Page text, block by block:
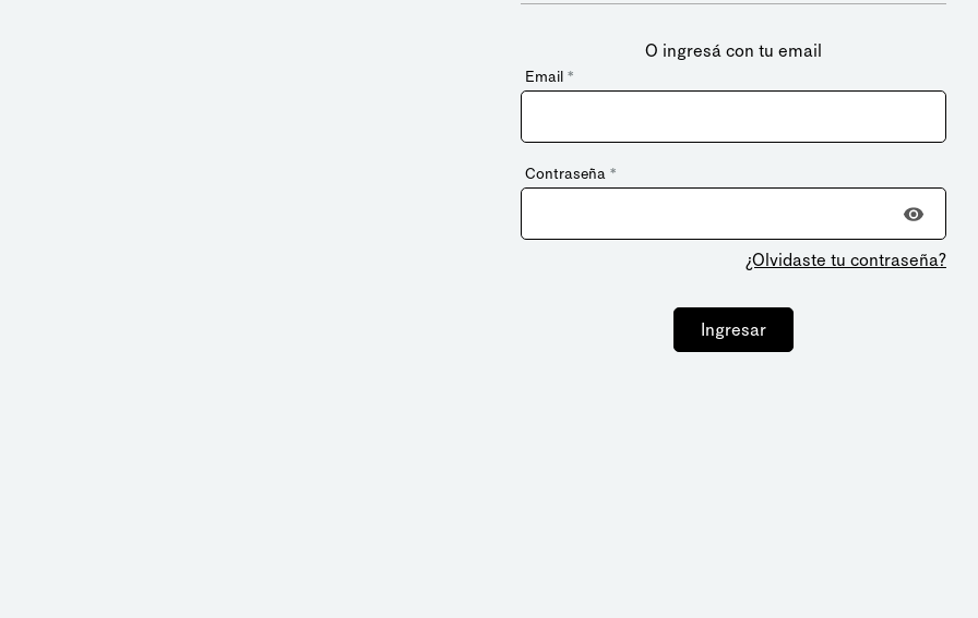
O ingresá con tu email
Email *
Contraseña *
¿Olvidaste tu contraseña?
Ingresar